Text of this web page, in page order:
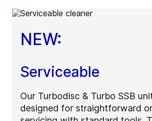
NEW:
Serviceable
Our Turbodisc & Turbo SSB
designed for straightforward